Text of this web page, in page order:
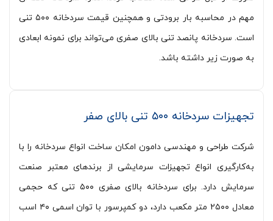
مهم در محاسبه بار برودتی و همچنین قیمت سردخانه ۵۰۰ تنی
است. سردخانه پانصد تنی بالای صفری می‌تواند برای نمونه ابعادی
به صورت زیر داشته باشد.
تجهیزات سردخانه ۵۰۰ تنی بالای صفر
شرکت طراحی و مهندسی دامون امکان ساخت انواع سردخانه را با
به‌کارگیری انواع تجهیزات سرمایشی از برندهای معتبر صنعت
سرمایش دارد. برای سردخانه‌ بالای صفری ۵۰۰ تنی که حجمی
معادل ۲۵۰۰ متر مکعب دارد، دو کمپرسور با توان اسمی ۴۰ اسب